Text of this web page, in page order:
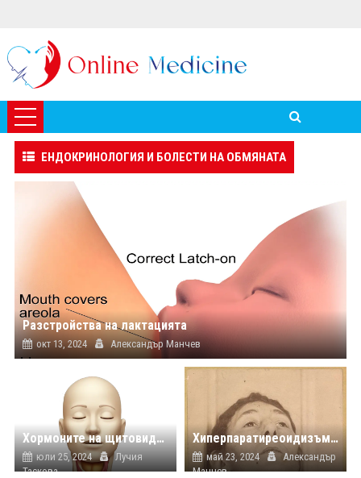
ЕНДОКРИНОЛОГИЯ И БОЛЕСТИ НА ОБМЯНАТА
Разстройства на лактацията
окт 13, 2024 Александър Манчев
Хормоните на щитовидната жлеза и влиянието им върху психичното ни здраве
юли 25, 2024
Лучия
Таскова
Хиперпаратиреоидизъм - 2 основни причини за повишаване на паратхормона
май 23, 2024
Александър
Манчев